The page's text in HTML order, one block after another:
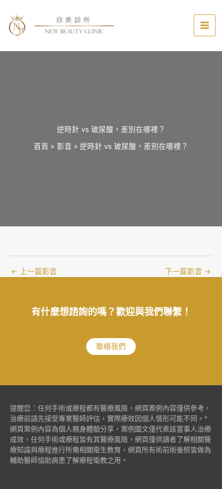
逆時針 vs 玻尿酸，差別在哪裡？
首頁
影音 逆時針 vs 玻尿酸，差別在哪裡？
← 上一篇影音 下一篇影音 →
有什麼想諮詢的嗎？歡迎與我們聯繫！
聯絡我們
提醒您：任何手術或療程都有醫療風險，網頁案例內容僅供參考，
治療前請先接受專業醫師評估，實際療效因個人情形可能不同。*
網頁案例內容為個人親身體驗分享，案例圖文僅代表該當事人治療
成效，任何手術或療程皆有其醫療風險，網頁僅供讀者了解相關醫
療知識與療程進行所需相關衛生教育，網頁所有術前術後照皆做為
輔助醫師協助病患了解療程衛教之用。